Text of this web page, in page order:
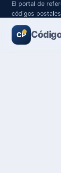
El portal de
códigos
CP